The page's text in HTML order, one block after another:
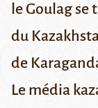
leGoulagse
du
de
Le média